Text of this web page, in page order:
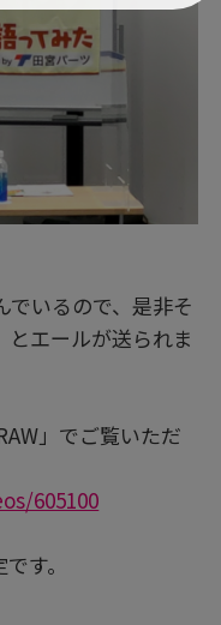
でいるので、是非そ
エールが送られま
」でご覧いただ
605100
す。